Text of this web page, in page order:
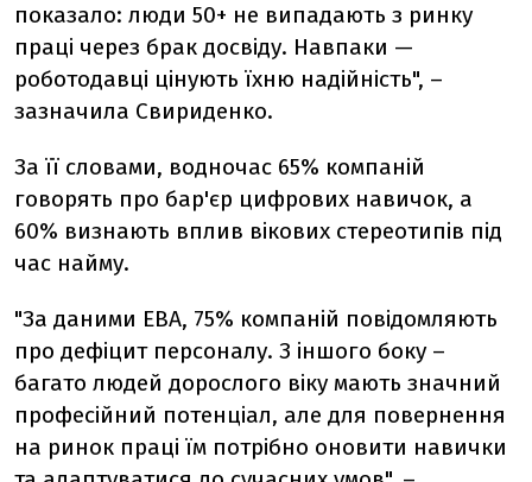
показало: люди 50+ не випадають з ринку
праці через брак досвіду. Навпаки —
роботодавці цінують їхню надійність", –
зазначила Свириденко.
За її словами, водночас 65% компаній
говорять про бар'єр цифрових навичок, а
60% визнають вплив вікових стереотипів під
час найму.
"За даними EBA, 75% компаній повідомляють
про дефіцит персоналу. З іншого боку –
багато людей дорослого віку мають значний
професійний потенціал, але для повернення
на ринок праці їм потрібно оновити навички